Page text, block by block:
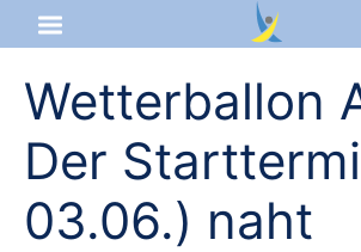
Startseite
Aktuelles
Das sind wir
Wetterballon
Der
03.06.) naht